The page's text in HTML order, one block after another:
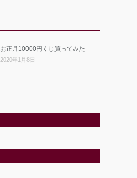
お正月10000円くじ買ってみた
2020年1月8日